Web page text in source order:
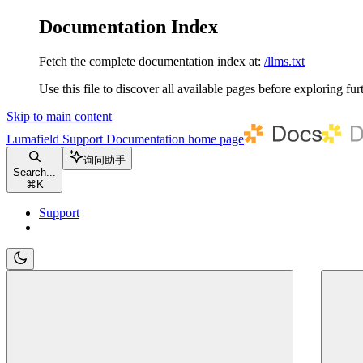
Documentation Index
Fetch the complete documentation index at: /llms.txt
Use this file to discover all available pages before exploring
Skip to main content
Lumafield Support Documentation home page
Search...
⌘ K
询问助手
Support